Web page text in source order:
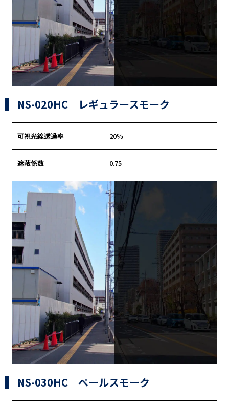
NS-020HC レギュラースモーク
可視光線透過率 20％
遮蔽係数 0.75
NS-030HC ペールスモーク